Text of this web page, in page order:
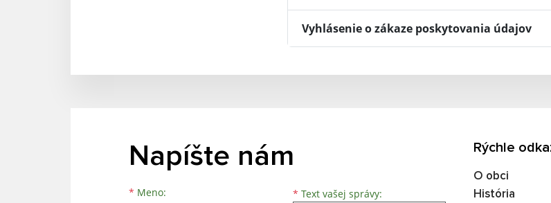
Vyhlásenie o zákaze poskytovania údajov
Napíšte nám
* Meno:
Meno
Priezvisko
E-mailová adresa * Text vašej správy: Text vašej správy...
Rýchle
O obci
História